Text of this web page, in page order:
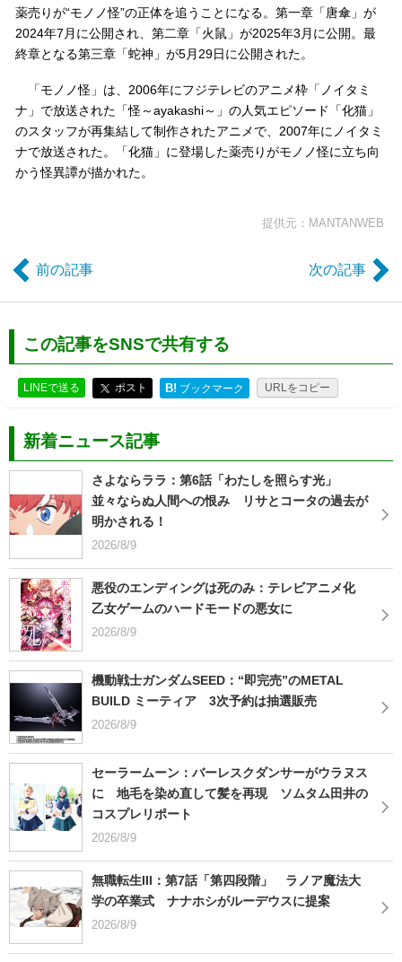
薬売りが“モノノ怪”の正体を追うことになる。第一章「唐傘」が
2024年7月に公開され、第二章「火鼠」が2025年3月に公開。最
終章となる第三章「蛇神」が5月29日に公開された。
「モノノ怪」は、2006年にフジテレビのアニメ枠「ノイタミ
ナ」で放送された「怪～ayakashi～」の人気エピソード「化猫」
のスタッフが再集結して制作されたアニメで、2007年にノイタミ
ナで放送された。「化猫」に登場した薬売りがモノノ怪に立ち向
かう怪異譚が描かれた。
提供元：MANTANWEB
前の記事 次の記事
この記事をSNSで共有する
LINEで送る ポスト B! ブックマーク URLをコピー
新着ニュース記事
さよならララ：第6話「わたしを照らす光」
並々ならぬ人間への恨み リサとコータの過去が
明かされる！
2026/8/9
悪役のエンディングは死のみ：テレビアニメ化
乙女ゲームのハードモードの悪女に
2026/8/9
機動戦士ガンダムSEED：“即完売”のMETAL
BUILD ミーティア 3次予約は抽選販売
2026/8/9
セーラームーン：バーレスクダンサーがウラヌス
に 地毛を染め直して髪を再現 ソムタム田井の
コスプレリポート
2026/8/9
無職転生III：第7話「第四段階」 ラノア魔法大
学の卒業式 ナナホシがルーデウスに提案
2026/8/9